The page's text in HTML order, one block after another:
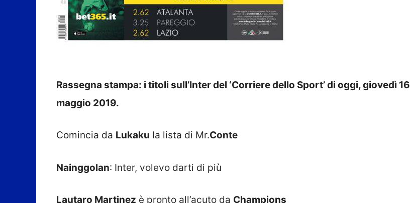
Rassegna stampa: i titoli sull’Inter del ‘Corriere dello Sport’ di oggi, giovedì 16
maggio 2019.
Comincia da Lukaku la lista di Mr.Conte
Nainggolan: Inter, volevo darti di più
Lautaro Martinez è pronto all’acuto da Champions